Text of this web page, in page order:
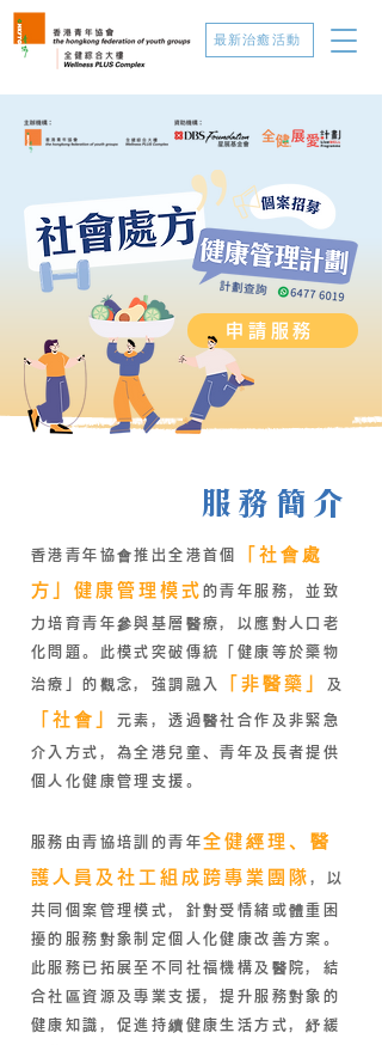
最新治癒活動
申請服務
服務簡介
香港青年協會推出全港首個
「社會處
方」健康管理模式 的青年服務，並致
力培育青年參與基層醫療，以應對人口老
化問題。此模式突破傳統「健康等於藥物
治療」的觀念，強調融入 「非醫藥」 及
「社會」 元素，透過醫社合作及非緊急
介入方式，為全港兒童、青年及長者提供
個人化健康管理支援。
服務由青協培訓的青年全健經理、醫
護人員及社工組成跨專業團隊 ，以
共同個案管理模式，針對受情緒或體重困
擾的服務對象制定個人化健康改善方案。
此服務已拓展至不同社福機構及醫院，結
合社區資源及專業支援，提升服務對象的
健康知識，促進持續健康生活方式，紓緩